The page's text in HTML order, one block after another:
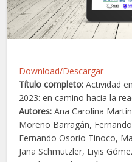
Download/Descargar
Título completo: Actividad
2023: en camino hacia la
Autores: Ana Carolina
Moreno Barragán,
Fernando Osorio Tinoco,
Jana Schmutzler, Liyis